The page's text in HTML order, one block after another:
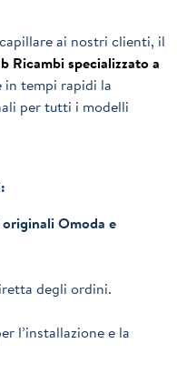
ai nostri clienti, il
Ricambi specializzato a
in tempi rapidi la
per tutti i modelli
Omoda e
degli ordini.
l’installazione e la